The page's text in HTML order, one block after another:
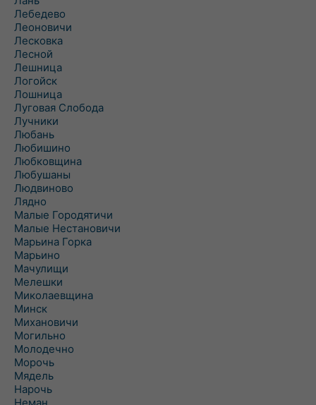
Лебедево
Леоновичи
Лесковка
Лесной
Лешница
Логойск
Лошница
Луговая Слобода
Лучники
Любань
Любишино
Любковщина
Любушаны
Людвиново
Лядно
Малые Городятичи
Малые Нестановичи
Марьина Горка
Марьино
Мачулищи
Мелешки
Миколаевщина
Минск
Михановичи
Могильно
Молодечно
Морочь
Мядель
Нарочь